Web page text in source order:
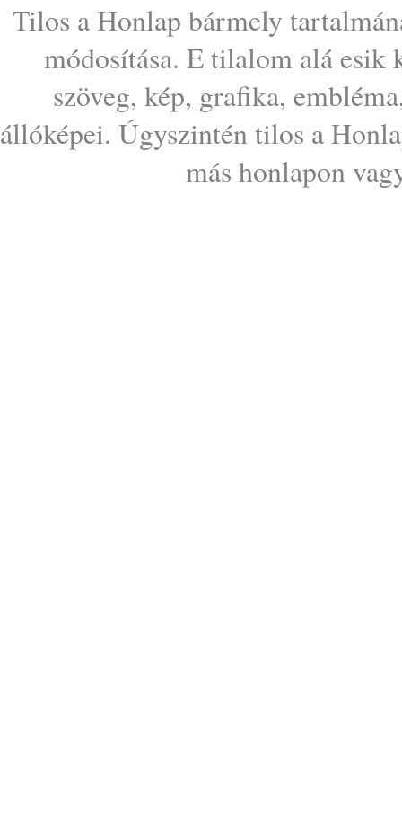
Tilos a Honlap bármely
módosítása. E tilalom alá esik
szöveg, kép, grafika,
állóképei. Úgyszintén tilos a
más honlapon